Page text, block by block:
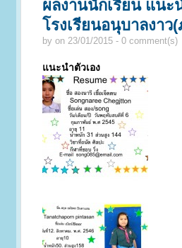
ผลงานนักเรียน แนะ
โรงเรียนอนุบาลงา
by on 23/01/2015 - 0 comment(s)
แนะนำตัวเอง